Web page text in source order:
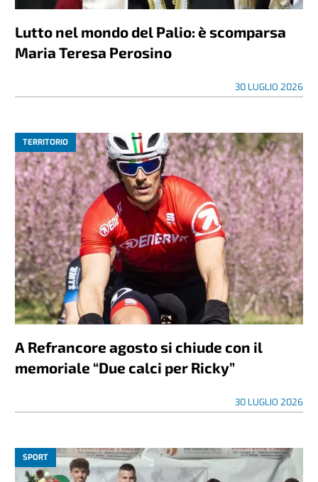
Lutto nel mondo del Palio: è scomparsa
Maria Teresa Perosino
30 LUGLIO 2026
TERRITORIO
A Refrancore agosto si chiude con il
memoriale “Due calci per Ricky”
30 LUGLIO 2026
SPORT